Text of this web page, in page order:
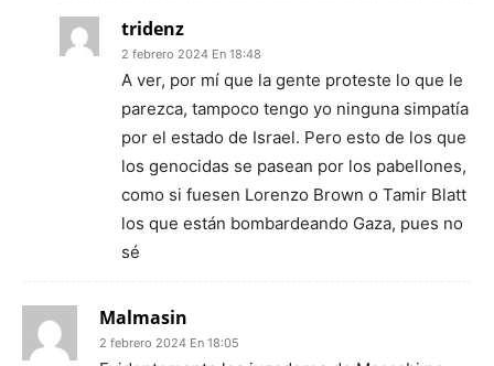
tridenz
2 febrero 2024 En 18:48
A ver, por mí que la gente proteste lo que le
parezca, tampoco tengo yo ninguna simpatía
por el estado de Israel. Pero esto de los que
los genocidas se pasean por los pabellones,
como si fuesen Lorenzo Brown o Tamir Blatt
los que están bombardeando Gaza, pues no
sé
Malmasin
2 febrero 2024 En 18:05